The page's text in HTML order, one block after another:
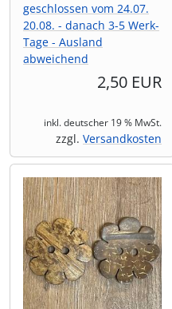
geschlossen vom 24.07.
20.08. - danach 3-5 Werk-
Tage - Ausland
abweichend
2,50 EUR
inkl. deutscher 19 % MwSt.
zzgl. Versandkosten